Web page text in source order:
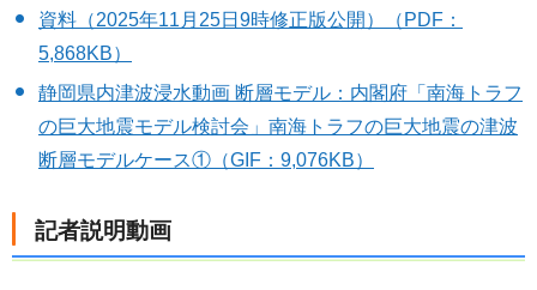
資料（2025年11月25日9時修正版公開）（PDF：
5,868KB）
静岡県内津波浸水動画 断層モデル：内閣府「南海トラフ
の巨大地震モデル検討会」南海トラフの巨大地震の津波
断層モデルケース①（GIF：9,076KB）
記者説明動画